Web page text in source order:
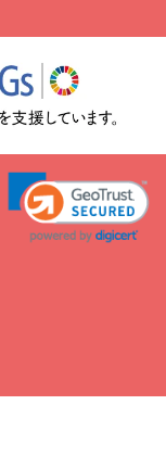
ダー
開店・開業祝
を贈るときのマナー・
誕生日のお花を「色
出産祝いお役立ち情
いワンポイントアド
お見舞いのマナーとル
マナー総まとめ
店祝いの花 選び方ガイ
ューピットのお供え・
のある暮らし」
美